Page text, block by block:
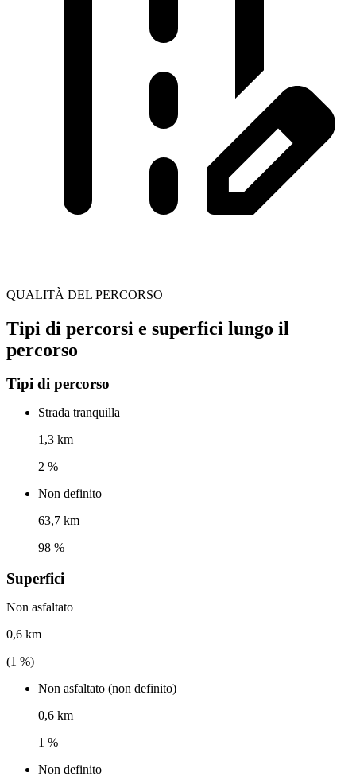
QUALITÀ DEL PERCORSO
Tipi di percorsi e superfici lungo il
percorso
Tipi di percorso
Strada tranquilla
1,3 km
2 %
Non definito
63,7 km
98 %
Superfici
Non asfaltato
0,6 km
(1 %)
Non asfaltato (non definito)
0,6 km
1 %
Non definito